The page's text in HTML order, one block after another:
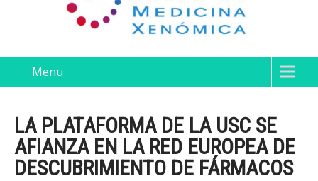
Menu
LA PLATAFORMA DE LA USC SE
AFIANZA EN LA RED EUROPEA DE
DESCUBRIMIENTO DE FÁRMACOS